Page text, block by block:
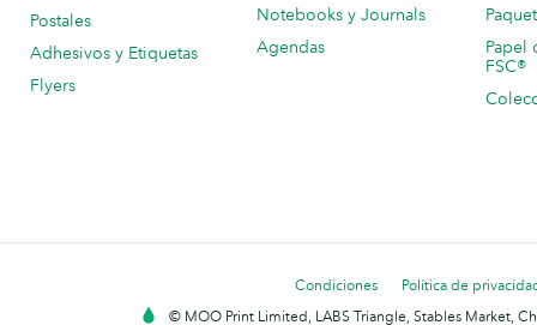
Postales
Adhesivos y Etiquetas
Flyers
Notebooks y Journals
Agendas
Papel
FSC®
Condiciones
Política de
© MOO Print Limited, LABS Triangle, Stables Market,